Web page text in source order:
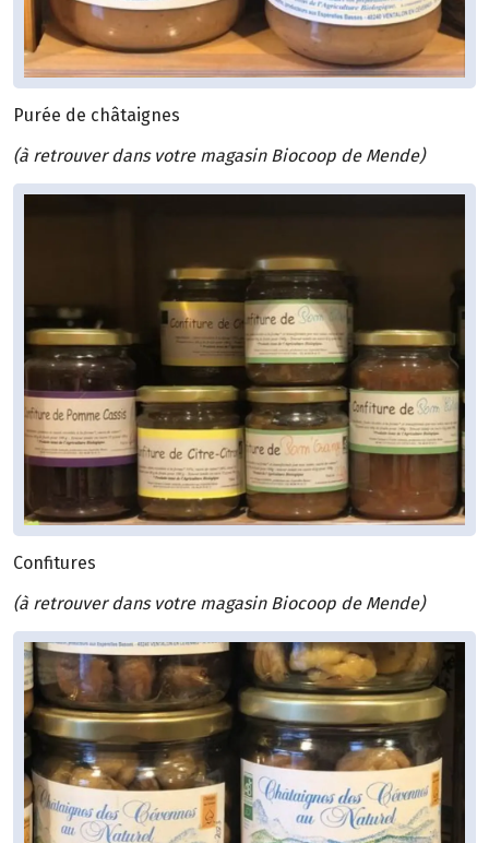
Purée de châtaignes
(à retrouver dans votre magasin Biocoop de Mende)
Confitures
(à retrouver dans votre magasin Biocoop de Mende)